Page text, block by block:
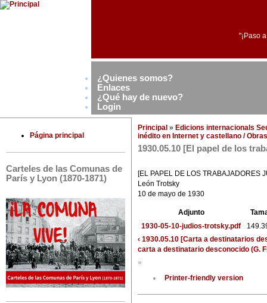
"¡Paso
¿Quienes somos?
Enlaces
¿Qué hay de nuevo?
Login
Página principal
Carteles de las Comunas de
París y Lyon (1870-1871)
Principal » Edicions internacionals
inédito en Internet y castellano /
1930.05.10 [El papel de los
[EL PAPEL DE LOS TRABAJADORES
León Trotsky
10 de mayo de 1930
Adjunto
1930-05-10-judios-trotsky.pdf
‹ 1930.05.10 [Carta a destinatarios
carta a destinatario desconocido (G.
»
Printer-friendly version